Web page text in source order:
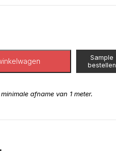
Sample
bestellen
afname van 1 meter.